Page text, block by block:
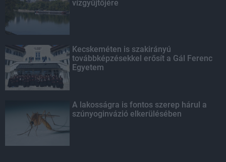
vízgyűjtőjére
Kecskeméten is szakirányú
továbbképzésekkel erősít a Gál Ferenc
Egyetem
A lakosságra is fontos szerep hárul a
szúnyoginvázió elkerülésében